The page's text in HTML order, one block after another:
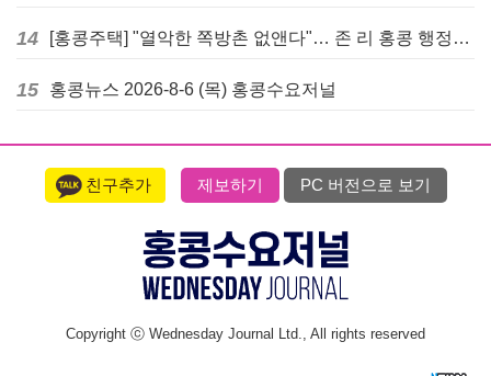
14 [홍콩주택] "열악한 쪽방촌 없앤다"… 존 리 홍콩 행정장관, 4년 내 단계적 폐지 선언
15 홍콩뉴스 2026-8-6 (목) 홍콩수요저널
친구추가 제보하기 PC 버전으로 보기
Copyright ⓒ Wednesday Journal Ltd., All rights reserved